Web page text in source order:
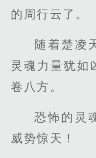
的周行云了。
随着楚凌
灵魂力量犹如
卷八方。
恐怖的灵
威势惊天！